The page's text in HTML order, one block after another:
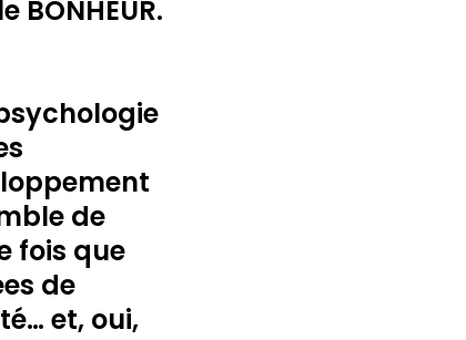
de
fois que
de
et, oui,